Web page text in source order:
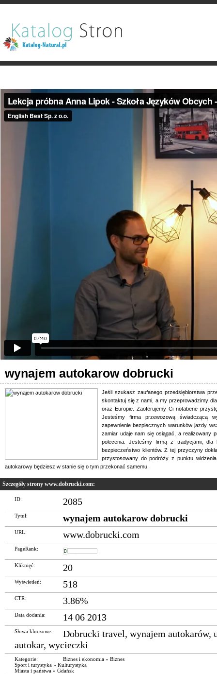
wynajem autokarow dobrucki
Jeśli szukasz zaufanego przedsiębiorstwa
skontaktuj się z nami, a my przeprowadzimy
oraz Europie. Zaoferujemy Ci notabene
Jesteśmy firma przewozową świadczącą
zapewnienie bezpiecznych warunków jazdy
zamiar udaje nam się osiągać, a realizowany
polecenia. Jesteśmy firmą z tradycjami,
bezpieczeństwo klientów. Z tej przyczyny
przystosowany do podróży z punktu
autokarowy będziesz w stanie się o tym przekonać samemu.
Szczegóły strony www.dobrucki.com:
ID: 2085
Tytuł: wynajem autokarow dobrucki
URL: www.dobrucki.com
PageRank:
Kliknięć: 20
Wyświetleń: 518
CTR: 3.86%
Data dodania: 14 06 2013
Słowa kluczowe: Dobrucki travel, wynajem autokarów,
autokar, wycieczki
Kategorie: Biznes i ekonomia » Biznes
Sport i turystyka » Kulturystyka
Miasta i państwa » Gdańsk